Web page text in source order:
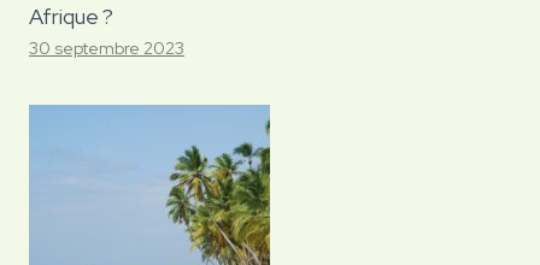
Afrique ?
30 septembre 2023